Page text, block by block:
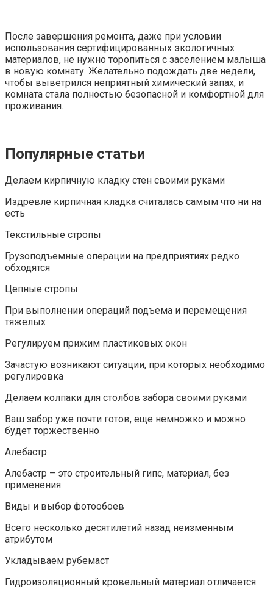
После завершения ремонта, даже при условии
использования сертифицированных экологичных
материалов, не нужно торопиться с заселением малыша
в новую комнату. Желательно подождать две недели,
чтобы выветрился неприятный химический запах, и
комната стала полностью безопасной и комфортной для
проживания.
Популярные статьи
Делаем кирпичную кладку стен своими руками
Издревле кирпичная кладка считалась самым что ни на
есть
Текстильные стропы
Грузоподъемные операции на предприятиях редко
обходятся
Цепные стропы
При выполнении операций подъема и перемещения
тяжелых
Регулируем прижим пластиковых окон
Зачастую возникают ситуации, при которых необходимо
регулировка
Делаем колпаки для столбов забора своими руками
Ваш забор уже почти готов, еще немножко и можно
будет торжественно
Алебастр
Алебастр – это строительный гипс, материал, без
применения
Виды и выбор фотообоев
Всего несколько десятилетий назад неизменным
атрибутом
Укладываем рубемаст
Гидроизоляционный кровельный материал отличается